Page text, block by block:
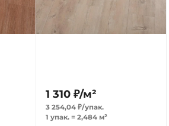
1 310 ₽/м²
3 254,04 ₽/упак.
1 упак. = 2,484 м²